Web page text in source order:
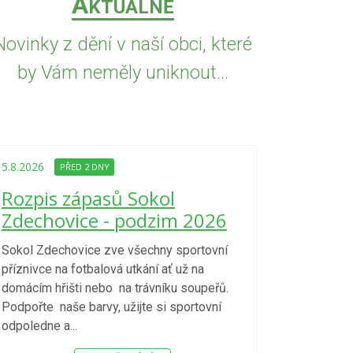
KTUÁLNĚ
z dění v naší obci, které
by Vám neměly uniknout...
5.8.2026 PŘED 2 DNY
Rozpis zápasů Sokol
Zdechovice - podzim 2026
Sokol Zdechovice zve všechny sportovní
příznivce na fotbalová utkání ať už na
domácím hřišti nebo na trávníku soupeřů.
Podpořte naše barvy, užijte si sportovní
odpoledne a...